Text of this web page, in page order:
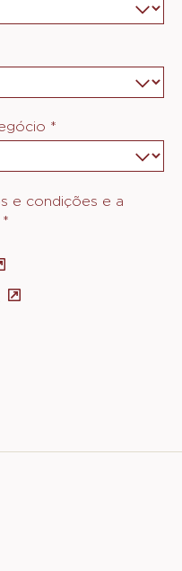
*
e condições e a
*
(opens